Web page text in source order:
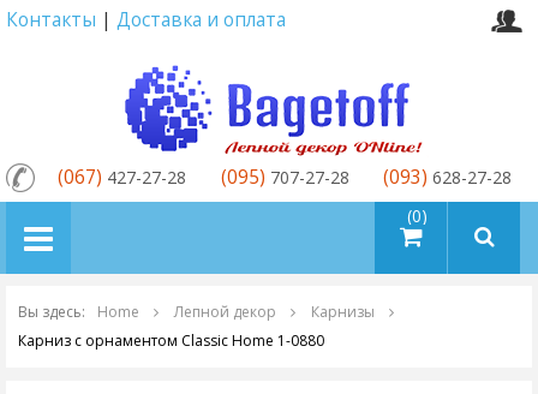
Контакты | Доставка и оплата
товаров (0)
(067) 427-27-28 (095) 707-27-28 (093) 628-27-28
Вы здесь: Home Лепной декор
Карнизы
Карниз с орнаментом Classic Home 1-0880